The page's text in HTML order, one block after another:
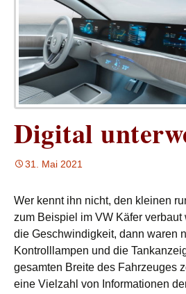
Digital
31. Mai 2021
Wer kennt ihn nicht, den kleinen
zum Beispiel im VW Käfer verbaut
die Geschwindigkeit, dann waren
Kontrolllampen und die
gesamten Breite des Fahrzeuges
eine Vielzahl von Informationen